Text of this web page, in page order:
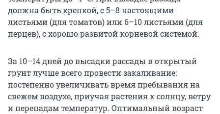
должна быть крепкой, с 5–8 настоящими
листьями (для томатов) или 6–10 листьями (для
перцев), с хорошо развитой корневой системой.
За 10–14 дней до высадки рассады в открытый
грунт лучше всего провести закаливание:
постепенно увеличивать время пребывания на
свежем воздухе, приучая растения к солнцу, ветру
и перепадам температур. Оптимальный возраст